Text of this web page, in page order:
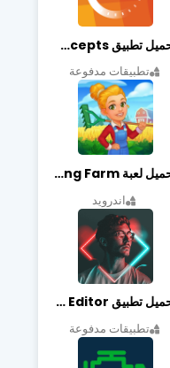
تحميل تطبيق Concepts مهكر أخر إصدار
تطبيقات مدفوعة
تحميل لعبة Cooking Farm مهكرة أخر إصدار
اندرويد
تحميل تطبيق NeonArt Photo Editor مهكر أخر إصدار
تطبيقات مدفوعة